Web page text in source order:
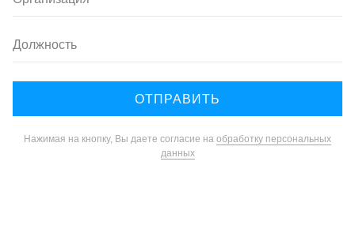
Должность
Нажимая на кнопку, Вы даете согласие на обработку персональных
данных